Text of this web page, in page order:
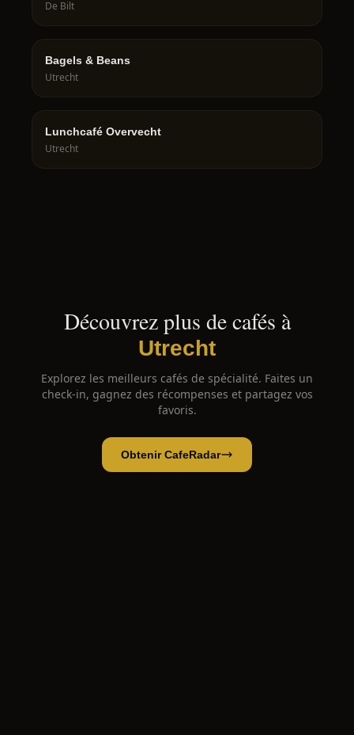
De Bilt
Bagels & Beans
Utrecht
Lunchcafé Overvecht
Utrecht
Découvrez plus de cafés à
Utrecht
Explorez les meilleurs cafés de spécialité. Faites un
check-in, gagnez des récompenses et partagez vos
favoris.
Obtenir CafeRadar